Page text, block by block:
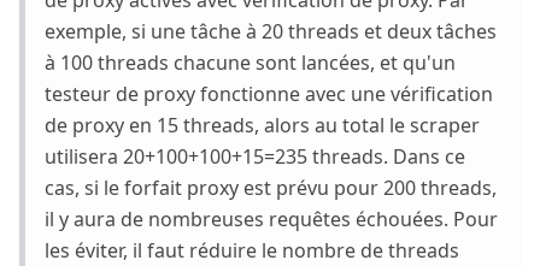
exemple, si une tâche à 20 threads et deux tâches
à 100 threads chacune sont lancées, et qu'un
testeur de proxy fonctionne avec une vérification
de proxy en 15 threads, alors au total le scraper
utilisera 20+100+100+15=235 threads. Dans ce
cas, si le forfait proxy est prévu pour 200 threads,
il y aura de nombreuses requêtes échouées. Pour
les éviter, il faut réduire le nombre de threads